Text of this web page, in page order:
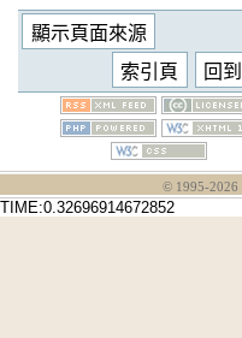
© 1995-2026
TIME:0.32696914672852